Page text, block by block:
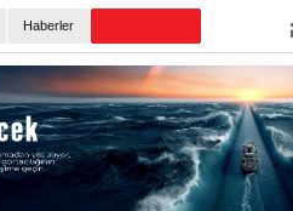
Haberler